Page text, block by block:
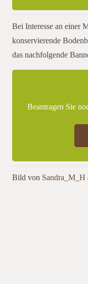
Bei Interesse an einer
konservierende
das nachfolgende
Beantragen Sie
Bild von Sandra_M_H